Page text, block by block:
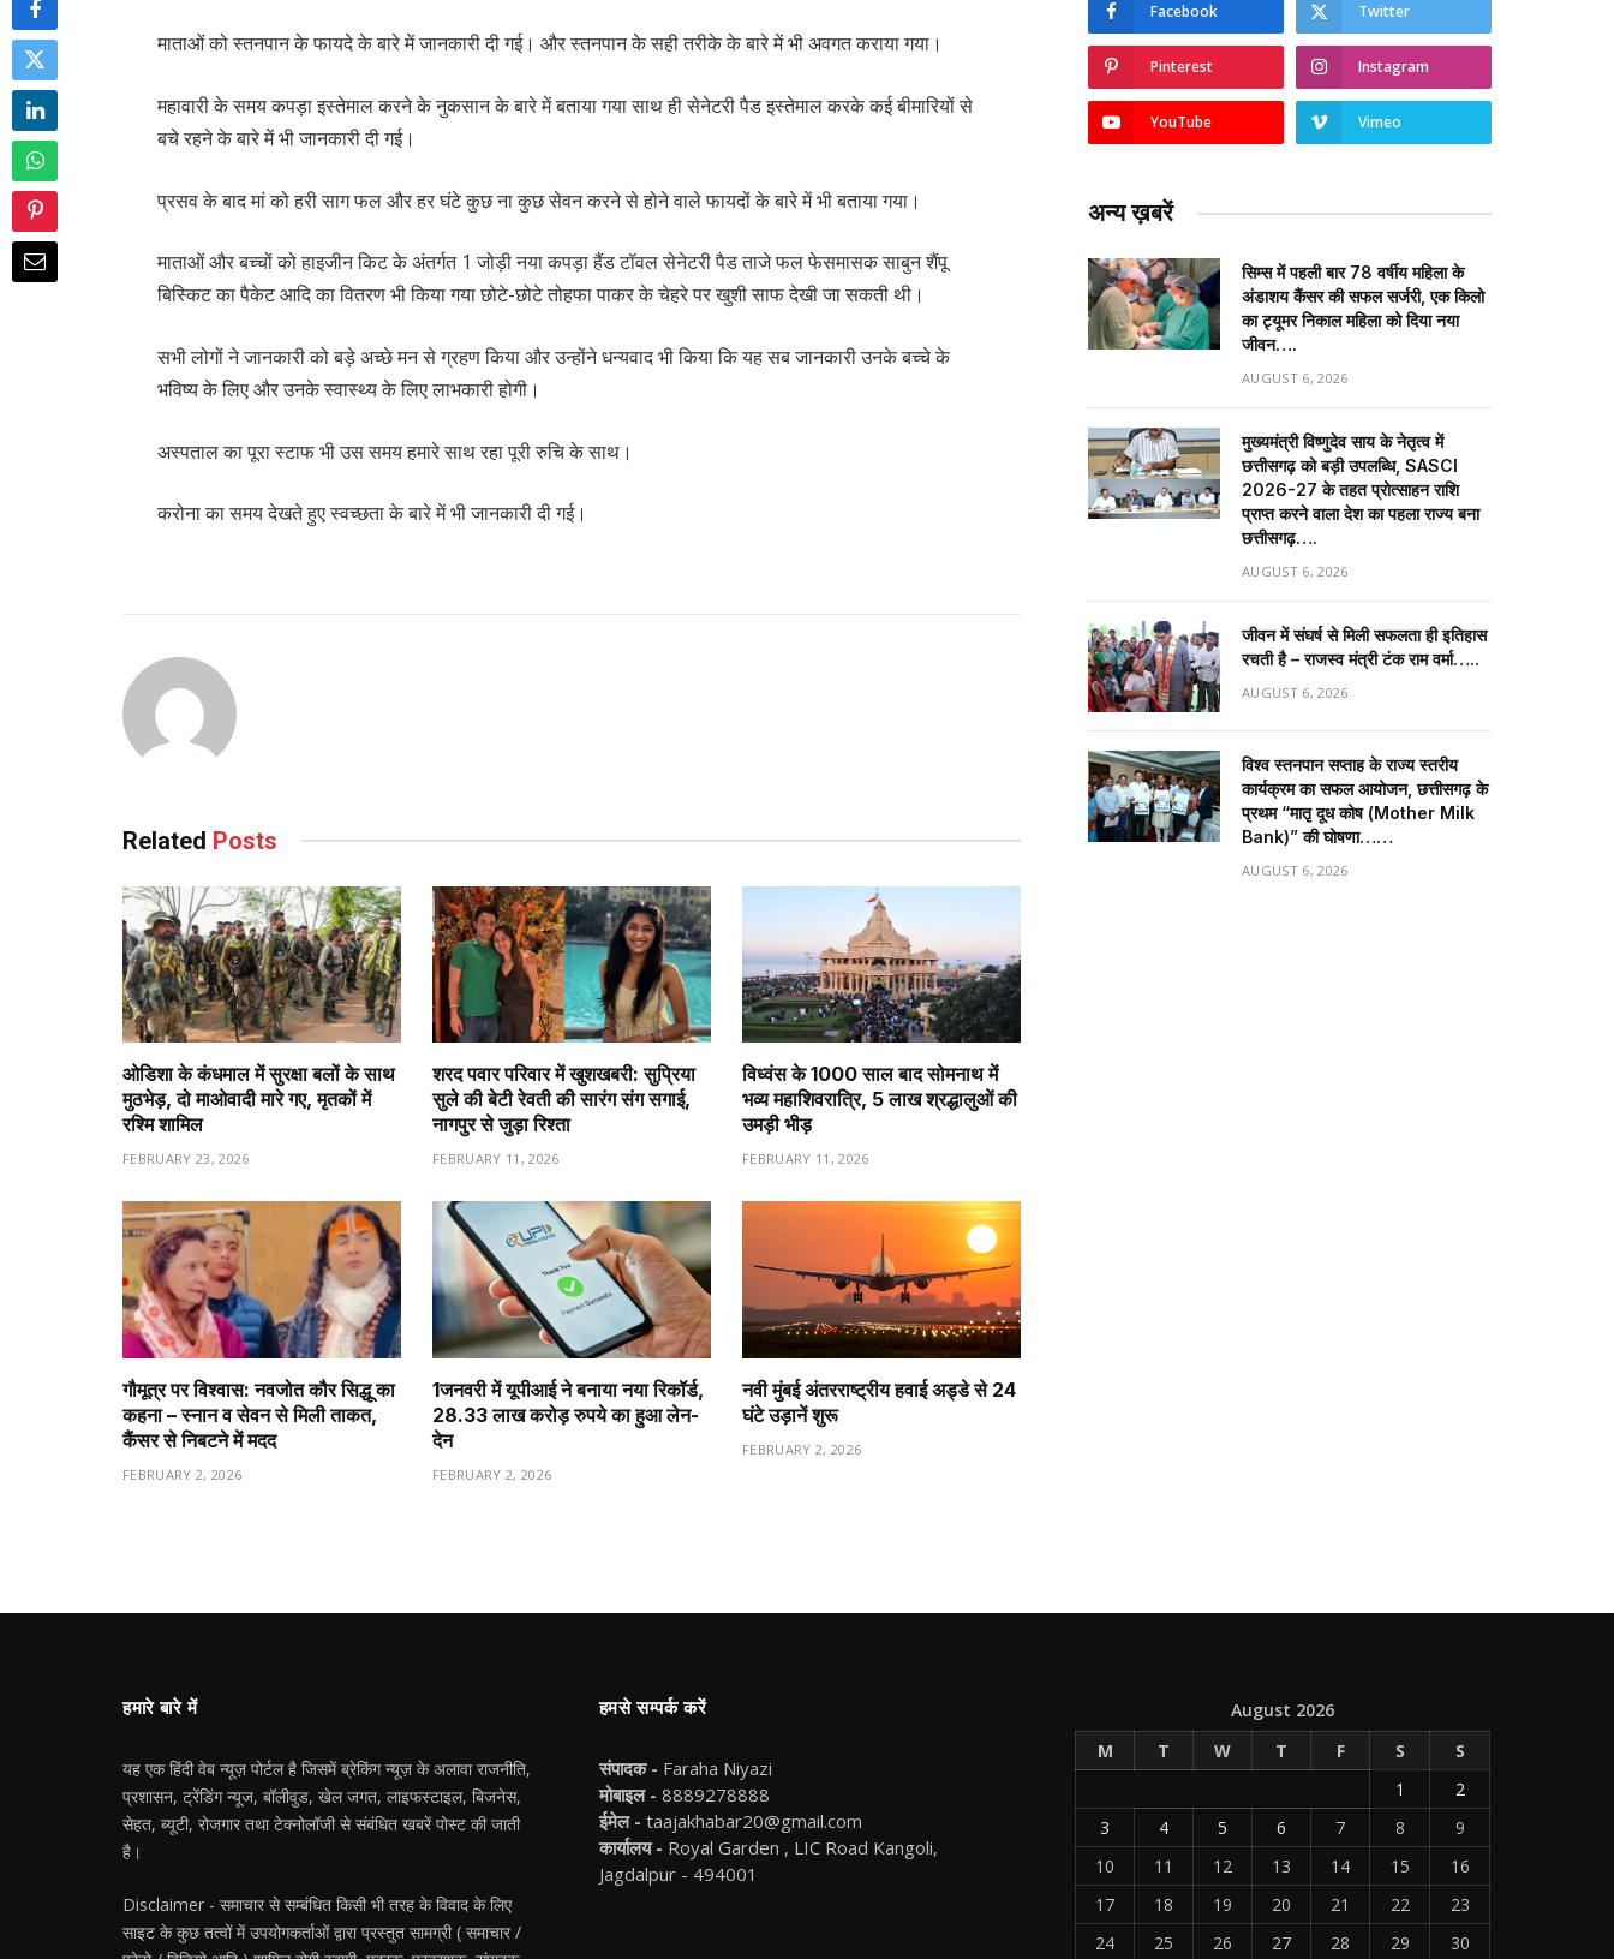
माताओं को स्तनपान के फायदे के बारे में जानकारी दी गई। और स्तनपान के सही तरीके के बारे में भी अवगत कराया गया।
महावारी के समय कपड़ा इस्तेमाल करने के नुकसान के बारे में बताया गया साथ ही सेनेटरी पैड इस्तेमाल करके कई बीमारियों से
बचे रहने के बारे में भी जानकारी दी गई।
प्रसव के बाद मां को हरी साग फल और हर घंटे कुछ ना कुछ सेवन करने से होने वाले फायदों के बारे में भी बताया गया।
माताओं और बच्चों को हाइजीन किट के अंतर्गत 1 जोड़ी नया कपड़ा हैंड टॉवल सेनेटरी पैड ताजे फल फेसमासक साबुन शैंपू
बिस्किट का पैकेट आदि का वितरण भी किया गया छोटे-छोटे तोहफा पाकर के चेहरे पर खुशी साफ देखी जा सकती थी।
सभी लोगों ने जानकारी को बड़े अच्छे मन से ग्रहण किया और उन्होंने धन्यवाद भी किया कि यह सब जानकारी उनके बच्चे के
भविष्य के लिए और उनके स्वास्थ्य के लिए लाभकारी होगी।
अस्पताल का पूरा स्टाफ भी उस समय हमारे साथ रहा पूरी रुचि के साथ।
करोना का समय देखते हुए स्वच्छता के बारे में भी जानकारी दी गई।
Related Posts
ओडिशा के कंधमाल में सुरक्षा बलों के साथ
मुठभेड़, दो माओवादी मारे गए, मृतकों में
रश्मि शामिल
FEBRUARY 23, 2026
शरद पवार परिवार में खुशखबरी: सुप्रिया
सुले की बेटी रेवती की सारंग संग सगाई,
नागपुर से जुड़ा रिश्ता
FEBRUARY 11, 2026
विध्वंस के 1000 साल बाद सोमनाथ में
भव्य महाशिवरात्रि, 5 लाख श्रद्धालुओं की
उमड़ी भीड़
FEBRUARY 11, 2026
गौमूत्र पर विश्वास: नवजोत कौर सिद्धू का
कहना – स्नान व सेवन से मिली ताकत,
कैंसर से निबटने में मदद
FEBRUARY 2, 2026
1️जनवरी में यूपीआई ने बनाया नया रिकॉर्ड,
28.33 लाख करोड़ रुपये का हुआ लेन-
देन
FEBRUARY 2, 2026
नवी मुंबई अंतरराष्ट्रीय हवाई अड्डे से 24
घंटे उड़ानें शुरू
FEBRUARY 2, 2026
Facebook Twitter
Pinterest Instagram
YouTube Vimeo
अन्य ख़बरें
सिम्स में पहली बार 78 वर्षीय महिला के
अंडाशय कैंसर की सफल सर्जरी, एक किलो
का ट्यूमर निकाल महिला को दिया नया
जीवन….
AUGUST 6, 2026
मुख्यमंत्री विष्णुदेव साय के नेतृत्व में
छत्तीसगढ़ को बड़ी उपलब्धि, SASCI
2026-27 के तहत प्रोत्साहन राशि
प्राप्त करने वाला देश का पहला राज्य बना
छत्तीसगढ़….
AUGUST 6, 2026
जीवन में संघर्ष से मिली सफलता ही इतिहास
रचती है – राजस्व मंत्री टंक राम वर्मा…..
AUGUST 6, 2026
विश्व स्तनपान सप्ताह के राज्य स्तरीय
कार्यक्रम का सफल आयोजन, छत्तीसगढ़ के
प्रथम “मातृ दूध कोष (Mother Milk
Bank)” की घोषणा……
AUGUST 6, 2026
हमारे बारे में
यह एक हिंदी वेब न्यूज़ पोर्टल है जिसमें ब्रेकिंग न्यूज़ के अलावा राजनीति,
प्रशासन, ट्रेंडिंग न्यूज, बॉलीवुड, खेल जगत, लाइफस्टाइल, बिजनेस,
सेहत, ब्यूटी, रोजगार तथा टेक्नोलॉजी से संबंधित खबरें पोस्ट की जाती
है।
Disclaimer - समाचार से सम्बंधित किसी भी तरह के विवाद के लिए
साइट के कुछ तत्वों में उपयोगकर्ताओं द्वारा प्रस्तुत सामग्री ( समाचार /
हमसे सम्पर्क करें
संपादक - Faraha Niyazi
मोबाइल - 8889278888
ईमेल - taajakhabar20@gmail.com
कार्यालय - Royal Garden , LIC Road Kangoli,
Jagdalpur - 494001
August 2026
M
T W T F S
S
1
2
3
4 5 6 7 8
9
10
11 12 13 14 15
16
17
18 19 20 21 22
23
24
25 26 27 28 29 30